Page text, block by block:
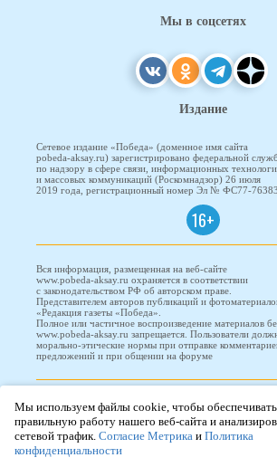
Мы в соцсетях
Издание
Сетевое издание «Победа» (доменное имя сайта
pobeda-aksay.ru) зарегистрировано федеральной
по надзору в сфере связи, информационных
и массовых коммуникаций (Роскомнадзор) 26 июля
2019 года, регистрационный номер Эл № ФС77-76383
16+
Вся информация, размещенная на веб-сайте
www.pobeda-aksay.ru охраняется в соответствии
с законодательством РФ об авторском праве.
Представителем авторов публикаций и
«Редакция газеты «Победа».
Полное или частичное воспроизведение материалов
www.pobeda-aksay.ru запрещается. Пользователи
морально-этические нормы при отправке
предложений и при общении на форуме
ПОБЕДА © 2010-2026
Мы используем файлы cookie, чтобы обеспечивать
правильную работу нашего веб-сайта и
сетевой трафик. Согласие Метрика и Политика
конфиденциальности